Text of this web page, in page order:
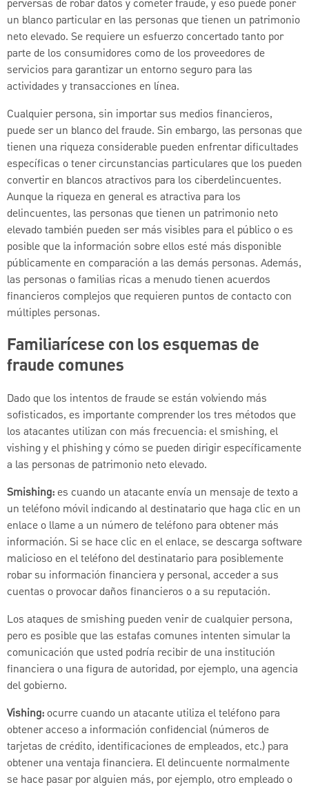
perversas de robar datos y cometer fraude, y eso puede poner
un blanco particular en las personas que tienen un patrimonio
neto elevado. Se requiere un esfuerzo concertado tanto por
parte de los consumidores como de los proveedores de
servicios para garantizar un entorno seguro para las
actividades y transacciones en línea.
Cualquier persona, sin importar sus medios financieros,
puede ser un blanco del fraude. Sin embargo, las personas que
tienen una riqueza considerable pueden enfrentar dificultades
específicas o tener circunstancias particulares que los pueden
convertir en blancos atractivos para los ciberdelincuentes.
Aunque la riqueza en general es atractiva para los
delincuentes, las personas que tienen un patrimonio neto
elevado también pueden ser más visibles para el público o es
posible que la información sobre ellos esté más disponible
públicamente en comparación a las demás personas. Además,
las personas o familias ricas a menudo tienen acuerdos
financieros complejos que requieren puntos de contacto con
múltiples personas.
Familiarícese con los esquemas de
fraude comunes
Dado que los intentos de fraude se están volviendo más
sofisticados, es importante comprender los tres métodos que
los atacantes utilizan con más frecuencia: el smishing, el
vishing y el phishing y cómo se pueden dirigir específicamente
a las personas de patrimonio neto elevado.
Smishing:es cuando un atacante envía un mensaje de texto a
un teléfono móvil indicando al destinatario que haga clic en un
enlace o llame a un número de teléfono para obtener más
información. Si se hace clic en el enlace, se descarga software
malicioso en el teléfono del destinatario para posiblemente
robar su información financiera y personal, acceder a sus
cuentas o provocar daños financieros o a su reputación.
Los ataques de smishing pueden venir de cualquier persona,
pero es posible que las estafas comunes intenten simular la
comunicación que usted podría recibir de una institución
financiera o una figura de autoridad, por ejemplo, una agencia
del gobierno.
Vishing: ocurre cuando un atacante utiliza el teléfono para
obtener acceso a información confidencial (números de
tarjetas de crédito, identificaciones de empleados, etc.) para
obtener una ventaja financiera. El delincuente normalmente
se hace pasar por alguien más, por ejemplo, otro empleado o